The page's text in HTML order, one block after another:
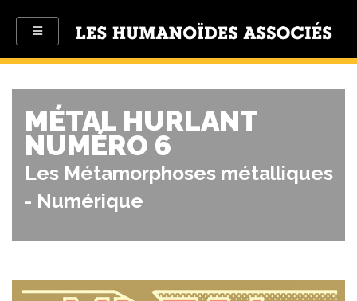
MÉTAL HURLANT
NUMÉRO 6
Les Métamorphoses métalliques
- Numérique